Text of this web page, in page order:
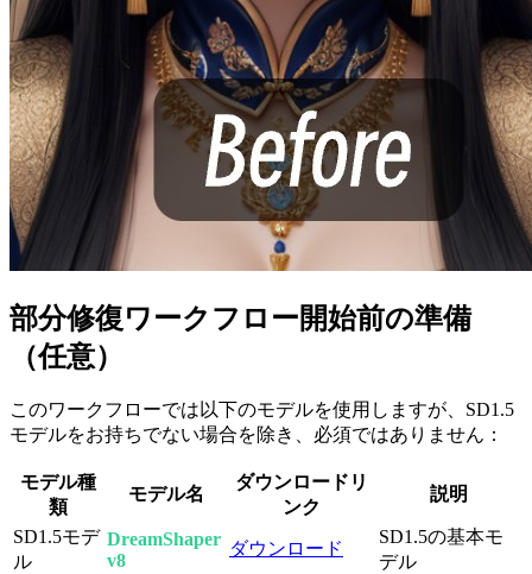
部分修復ワークフロー開始前の準備
（任意）
このワークフローでは以下のモデルを使用しますが、SD1.5
モデルをお持ちでない場合を除き、必須ではありません：
モデル種
類
モデル名
ダウンロードリ
ンク
説明
SD1.5モデ
ル
DreamShaper
v8
ダウンロード
SD1.5の基本モ
デル